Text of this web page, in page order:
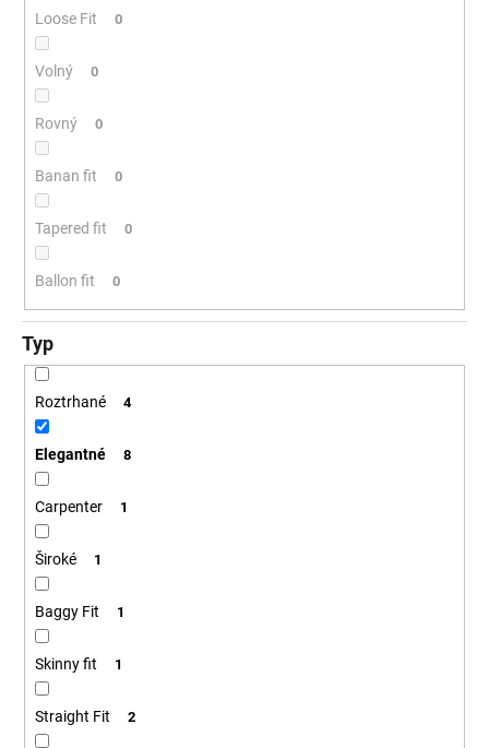
Loose Fit 0
Volný 0
Rovný 0
Banan fit 0
Tapered fit 0
Ballon fit 0
Typ
Roztrhané 4
Elegantné 8
Carpenter 1
Široké 1
Baggy Fit 1
Skinny fit 1
Straight Fit 2